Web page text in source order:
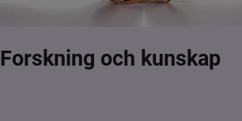
Forskning och kunskap